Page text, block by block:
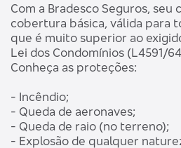
Com a Bradesco Seguros, seu
cobertura básica, válida para
que é muito superior ao
Lei dos Condomínios (L4591/
Conheça as proteções:
- Incêndio;
- Queda de aeronaves;
- Queda de raio (no terreno);
- Explosão de qualquer